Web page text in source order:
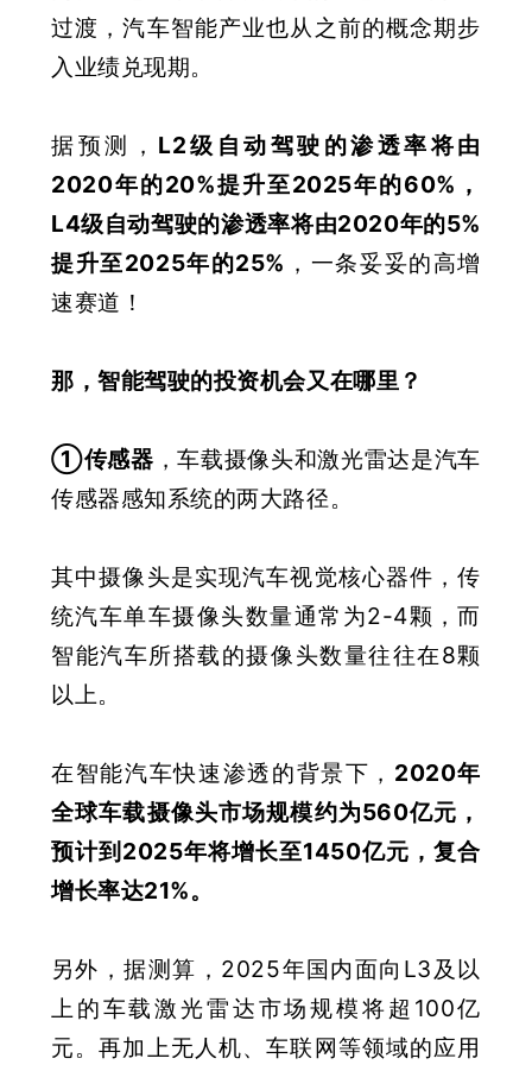
过渡，汽车智能产业也从之前的概念期步
入业绩兑现期。
据预测， L2级自动驾驶的渗透率将由
2020年的20%提升至2025年的60%，
L4级自动驾驶的渗透率将由2020年的5%
提升至2025年的25% ，一条妥妥的高增
速赛道！
那，智能驾驶的投资机会又在哪里？
①传感器 ，车载摄像头和激光雷达是汽车
传感器感知系统的两大路径。
其中摄像头是实现汽车视觉核心器件，传
统汽车单车摄像头数量通常为2-4颗，而
智能汽车所搭载的摄像头数量往往在8颗
以上。
在智能汽车快速渗透的背景下， 2020年
全球车载摄像头市场规模约为560亿元，
预计到2025年将增长至1450亿元，复合
增长率达21%。
另外，据测算，2025年国内面向L3及以
上的车载激光雷达市场规模将超100亿
元。再加上无人机、车联网等领域的应用